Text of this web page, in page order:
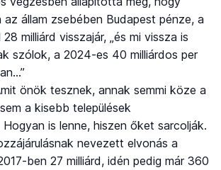
az állam zsebében Budapest pénze, a
milliárd visszajár, „és mi vissza is
szólok, a 2024-es 40 milliárdos per
önök tesznek, annak semmi köze a
a kisebb települések
is lenne, hiszen őket sarcolják.
nevezett elvonás a
ben 27 milliárd, idén pedig már 360